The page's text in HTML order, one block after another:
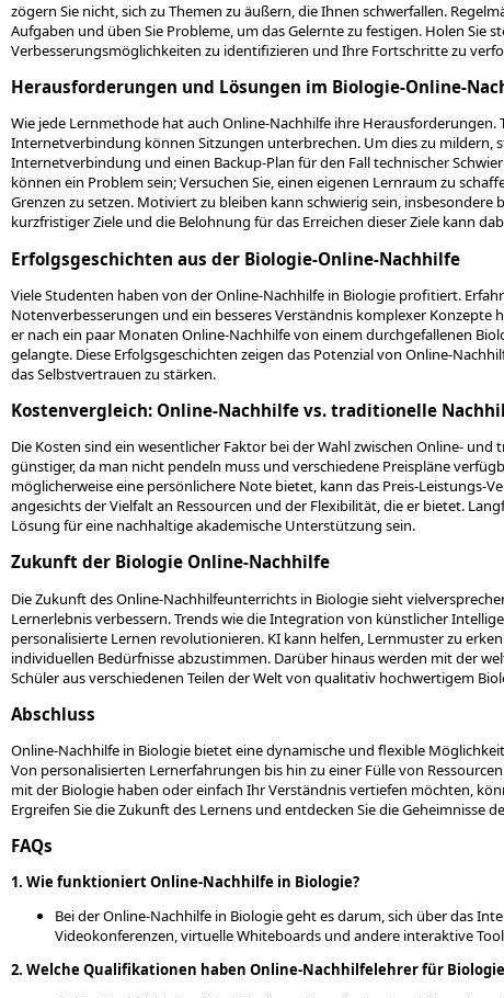
zögern Sie nicht, sich zu Themen zu äußern, die Ihnen schwerfallen.
Aufgaben und üben Sie Probleme, um das Gelernte zu festigen. Holen Sie
Verbesserungsmöglichkeiten zu identifizieren und Ihre Fortschritte zu
Herausforderungen und Lösungen im Biologie-Online-
Wie jede Lernmethode hat auch Online-Nachhilfe ihre Herausforderungen.
Internetverbindung können Sitzungen unterbrechen. Um dies zu mildern,
Internetverbindung und einen Backup-Plan für den Fall technischer
können ein Problem sein; Versuchen Sie, einen eigenen Lernraum zu
Grenzen zu setzen. Motiviert zu bleiben kann schwierig sein, insbesondere
kurzfristiger Ziele und die Belohnung für das Erreichen dieser Ziele kann
Erfolgsgeschichten aus der Biologie-Online-Nachhilfe
Viele Studenten haben von der Online-Nachhilfe in Biologie profitiert.
Notenverbesserungen und ein besseres Verständnis komplexer Konzepte
er nach ein paar Monaten Online-Nachhilfe von einem durchgefallenen
gelangte. Diese Erfolgsgeschichten zeigen das Potenzial von Online-
das Selbstvertrauen zu stärken.
Kostenvergleich: Online-Nachhilfe vs. traditionelle
Die Kosten sind ein wesentlicher Faktor bei der Wahl zwischen Online-
günstiger, da man nicht pendeln muss und verschiedene Preispläne
möglicherweise eine persönlichere Note bietet, kann das Preis-Leistungs-
angesichts der Vielfalt an Ressourcen und der Flexibilität, die er bietet.
Lösung für eine nachhaltige akademische Unterstützung sein.
Zukunft der Biologie Online-Nachhilfe
Die Zukunft des Online-Nachhilfeunterrichts in Biologie sieht
Lernerlebnis verbessern. Trends wie die Integration von künstlicher
personalisierte Lernen revolutionieren. KI kann helfen, Lernmuster zu
individuellen Bedürfnisse abzustimmen. Darüber hinaus werden mit der
Schüler aus verschiedenen Teilen der Welt von qualitativ hochwertigem
Abschluss
Online-Nachhilfe in Biologie bietet eine dynamische und flexible
Von personalisierten Lernerfahrungen bis hin zu einer Fülle von
mit der Biologie haben oder einfach Ihr Verständnis vertiefen möchten,
Ergreifen Sie die Zukunft des Lernens und entdecken Sie die Geheimnisse
FAQs
1. Wie funktioniert Online-Nachhilfe in Biologie?
Bei der Online-Nachhilfe in Biologie geht es darum, sich über das
Videokonferenzen, virtuelle Whiteboards und andere interaktive
2. Welche Qualifikationen haben Online-Nachhilfelehrer für